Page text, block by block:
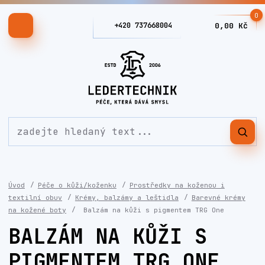
+420 737668004
0
0,00 Kč
Úvod Péče o kůži/koženku
Prostředky na koženou i
textilní obuv
Krémy, balzámy a leštidla
Barevné krémy
na kožené boty
Balzám na kůži s pigmentem TRG One
BALZÁM NA KŮŽI S